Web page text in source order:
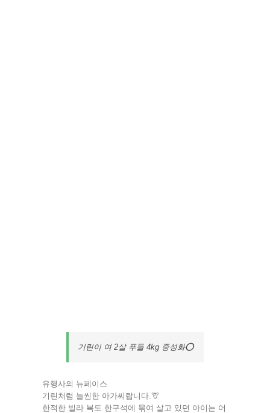
기린이 여 2살 푸들 4kg 중성화⭕️
유행사의 뉴페이스
기린처럼 늘씬한 아가씨랍니다.🦒
한적한 빌라 복도 한구석에 묶여 살고 있던 아이는 어